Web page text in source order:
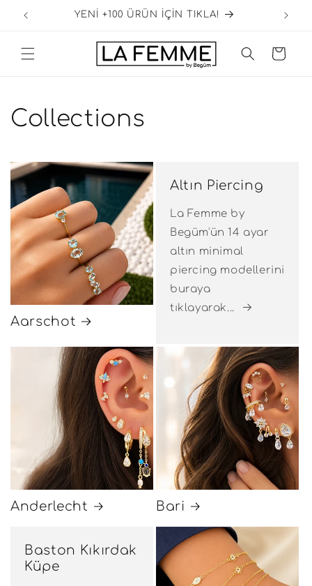
İçeriğe
atla
3.000 TL üzeri ÜCRETSİZ KARGO
Sepet
Collections
Aarschot
Altın Piercing
La Femme by
Begüm'ün 14 ayar
altın minimal
piercing modellerini
buraya
tıklayarak...
Anderlecht Bari
Baston Kıkırdak
Küpe